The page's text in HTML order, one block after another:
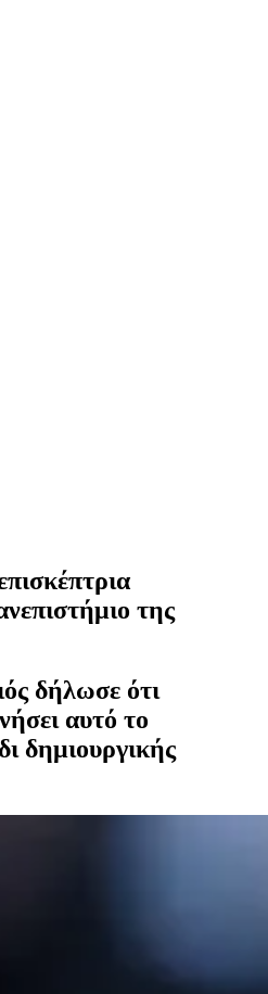
της
δήλωσε ότι
αυτό το
δημιουργικής